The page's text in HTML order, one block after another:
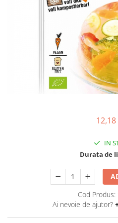
Faina bio si gris
Ciocolata, cacao si cafea
Cafea bio din cereale
Sare si mixuri de sare
Dulceata si creme bio
Compoturi bio
12,18
IN
Durata de
Cod Produs:
Ai nevoie de ajutor?